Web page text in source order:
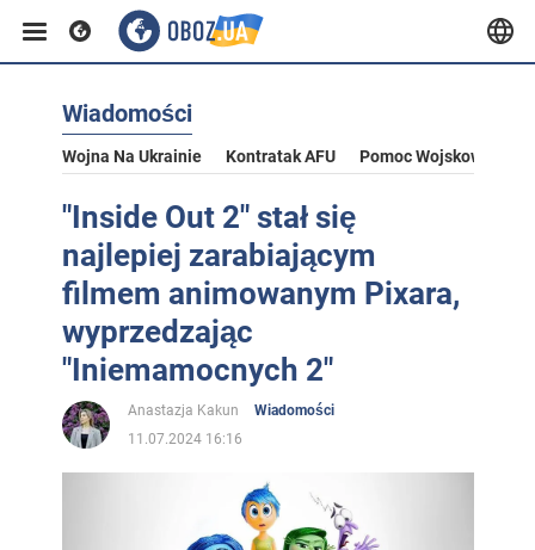
Wiadomości
Wojna Na Ukrainie Kontratak AFU Pomoc Wojskowa Dla
"Inside Out 2" stał się
najlepiej zarabiającym
filmem animowanym Pixara,
wyprzedzając
"Iniemamocnych 2"
Anastazja Kakun
Wiadomości
11.07.2024 16:16